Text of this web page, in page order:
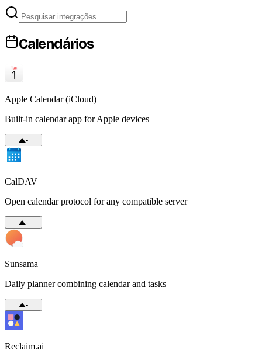
Calendários
Apple Calendar (iCloud)
Built-in calendar app for Apple devices
-
CalDAV
Open calendar protocol for any compatible server
-
Sunsama
Daily planner combining calendar and tasks
-
Reclaim.ai